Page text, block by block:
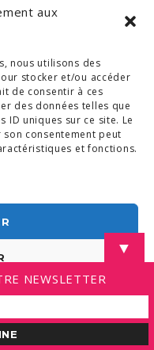
aux
nous utilisons des
stocker et/ou accéder
de consentir à ces
des données telles que
ID uniques sur ce site. Le
consentement peut
et fonctions.
▼
NEWSLETTER